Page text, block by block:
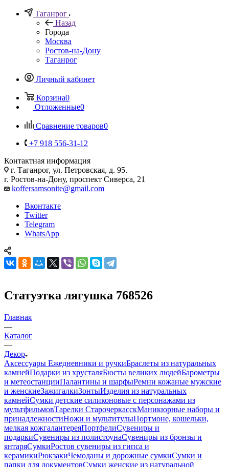
Таганрог
Назад
Города
Москва
Ростов-на-Дону
Таганрог
Личный кабинет
Корзина0
Отложенные0
Сравнение товаров0
+7 918 556-31-12
Контактная информация
г. Таганрог, ул. Петровская, д. 95.
г. Ростов-на-Дону, проспект Сиверса, 21
koffersamsonite@gmail.com
Вконтакте
Twitter
Telegram
WhatsApp
Статуэтка лягушка 768526
Главная
—
Каталог
—
Декор
Аксессуары Ежедневники и ручкиБраслеты из натуральных
камнейПодарки из хрусталяБюсты великих людейБарометры
и метеостанцииПалантины и шарфыРемни кожаные мужские
и женскиеЗажигалкиЗонтыИзделия из натуральных
камнейСумки детские силиконовые с персонажами из
мультфильмовТарелки СтарочеркасскМаникюрные наборы и
принадлежностиНожи и мультитулыПортмоне, кошельки,
мелкая кожгалантереяПортфелиСувениры и
подаркиСувениры из полистоунаСувениры из бронзы и
янтаряСумкиРостов сувениры из гипса и
керамикиРюкзакиЧемоданы и дорожные сумкиСумки и
папки для документовСумки женские из натуральной